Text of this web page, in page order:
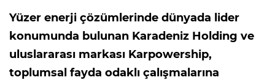
Yüzer enerji çözümlerinde dünyada lider
konumunda bulunan Karadeniz Holding ve
uluslararası markası Karpowership,
toplumsal fayda odaklı çalışmalarına